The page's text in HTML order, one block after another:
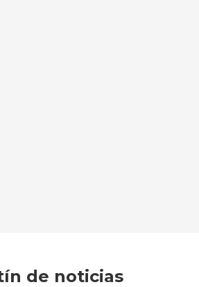
de noticias